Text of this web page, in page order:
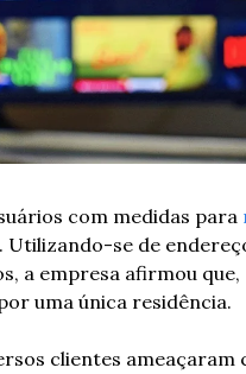
com medidas para
Utilizando-se de
a empresa afirmou
uma única residência.
clientes ameaçaram